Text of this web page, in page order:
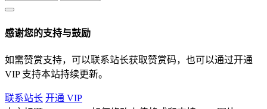
感谢您的支持与鼓励
如需赞赏支持，可以联系站长获取赞赏码，也可以通过开通
VIP 支持本站持续更新。
联系站长 开通 VIP